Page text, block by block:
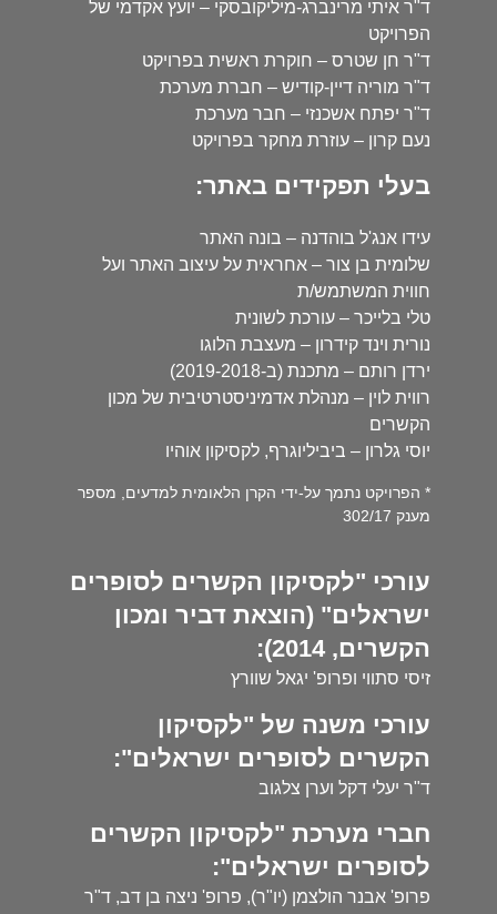
ד"ר איתי מרינברג-מיליקובסקי – יועץ אקדמי של
הפרויקט
ד"ר חן שטרס – חוקרת ראשית בפרויקט
ד"ר מוריה דיין-קודיש – חברת מערכת
ד"ר יפתח אשכנזי – חבר מערכת
נעם קרון – עוזרת מחקר בפרויקט
בעלי תפקידים באתר:
עידו אנג'ל בוהדנה – בונה האתר
שלומית בן צור – אחראית על עיצוב האתר ועל
חווית המשתמש/ת
טלי בלייכר – עורכת לשונית
נורית וינד קידרון – מעצבת הלוגו
ירדן רותם – מתכנת (ב-2019-2018)
רווית לוין – מנהלת אדמיניסטרטיבית של מכון
הקשרים
יוסי גלרון – ביביליוגרף, לקסיקון אוהיו
* הפרויקט נתמך על-ידי הקרן הלאומית למדעים, מספר
מענק 302/17
עורכי "לקסיקון הקשרים לסופרים
ישראלים" (הוצאת דביר ומכון
הקשרים, 2014):
זיסי סתווי ופרופ' יגאל שוורץ
עורכי משנה של "לקסיקון
הקשרים לסופרים ישראלים":
ד"ר יעלי דקל וערן צלגוב
חברי מערכת "לקסיקון הקשרים
לסופרים ישראלים":
פרופ' אבנר הולצמן (יו"ר), פרופ' ניצה בן דב, ד"ר